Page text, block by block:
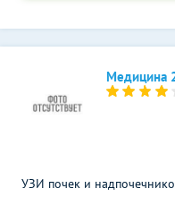
Медицина
УЗИ почек и